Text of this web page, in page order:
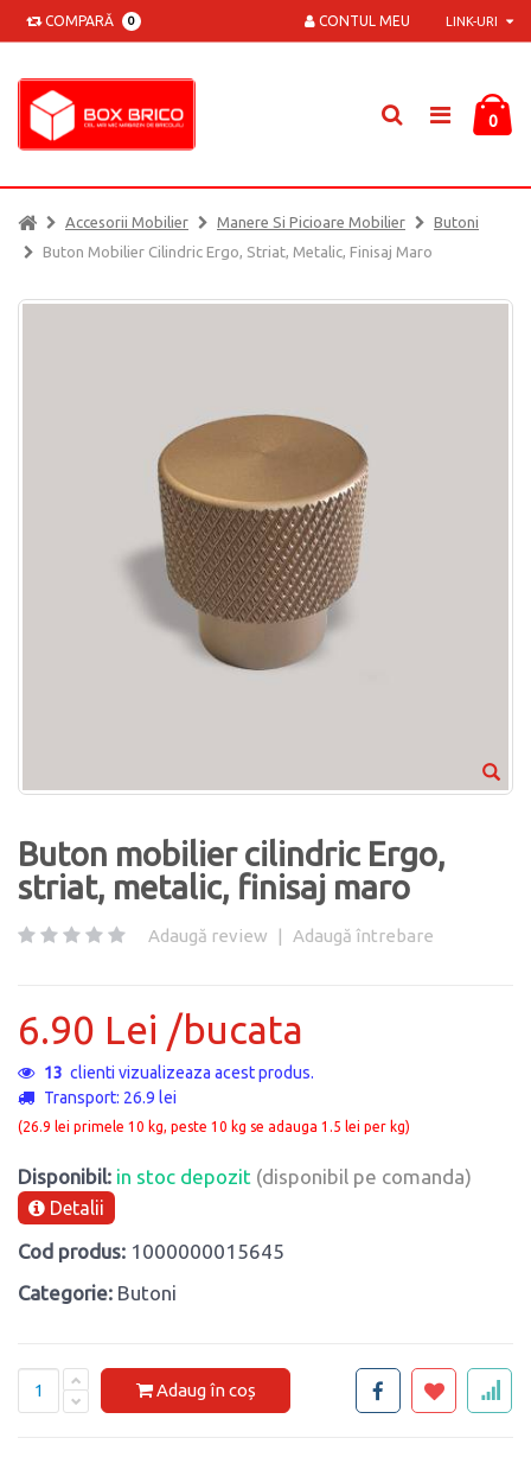
COMPARĂ 0 LINK-URI
CONTUL MEU
0
Accesorii Mobilier Manere Si Picioare Mobilier
Butoni
Buton Mobilier Cilindric Ergo, Striat, Metalic, Finisaj Maro
Buton mobilier cilindric Ergo,
striat, metalic, finisaj maro
Adaugă review | Adaugă întrebare
6.90 Lei /bucata
13 clienti vizualizeaza acest produs.
Transport: 26.9 lei
(26.9 lei primele 10 kg, peste 10 kg se adauga 1.5 lei per kg)
Disponibil: in stoc depozit (disponibil pe comanda)
Detalii
Cod produs: 1000000015645
Categorie: Butoni
Adaug în coș